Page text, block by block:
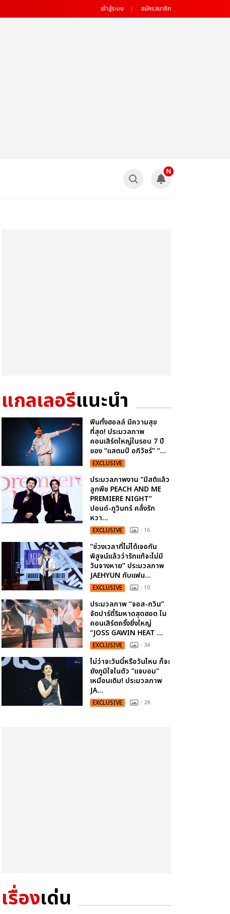
เข้าสู่ระบบ สมัครสมาชิก
N
แกลเลอรีแนะนำ
ฟินทั้งฮอลล์ มีความสุข
ที่สุด! ประมวลภาพ
คอนเสิร์ตใหญ่ในรอบ 7 ปี
ของ “แสตมป์ อภิวัชร์” “...
EXCLUSIVE
ประมวลภาพงาน “มีสติแล้ว
ลูกพีช PEACH AND ME
PREMIERE NIGHT”
ปอนด์-ภูวินทร์ คลั่งรัก
หวา...
EXCLUSIVE : 16
“ช่วงเวลาที่ไม่ได้เจอกัน
พิสูจน์แล้วว่ารักแท้จะไม่มี
วันจางหาย” ประมวลภาพ
JAEHYUN กับแฟน...
EXCLUSIVE : 10
ประมวลภาพ “จอส-กวิน”
จัดปาร์ตี้ริมหาดสุดฮอต ใน
คอนเสิร์ตครั้งยิ่งใหญ่
“JOSS GAWIN HEAT ...
EXCLUSIVE : 34
ไม่ว่าจะวันนี้หรือวันไหน ก็จะ
ยังภูมิใจในตัว "แจบอม"
เหมือนเดิม! ประมวลภาพ
JA...
EXCLUSIVE : 28
เรื่องเด่น